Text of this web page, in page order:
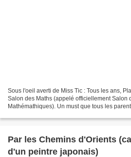
Sous l'oeil averti de Miss Tic : Tous les ans,
Salon des Maths (appelé officiellement Salon
Mathémathiques). Un must que tous les
Par les Chemins d'Orients
d'un peintre japonais)